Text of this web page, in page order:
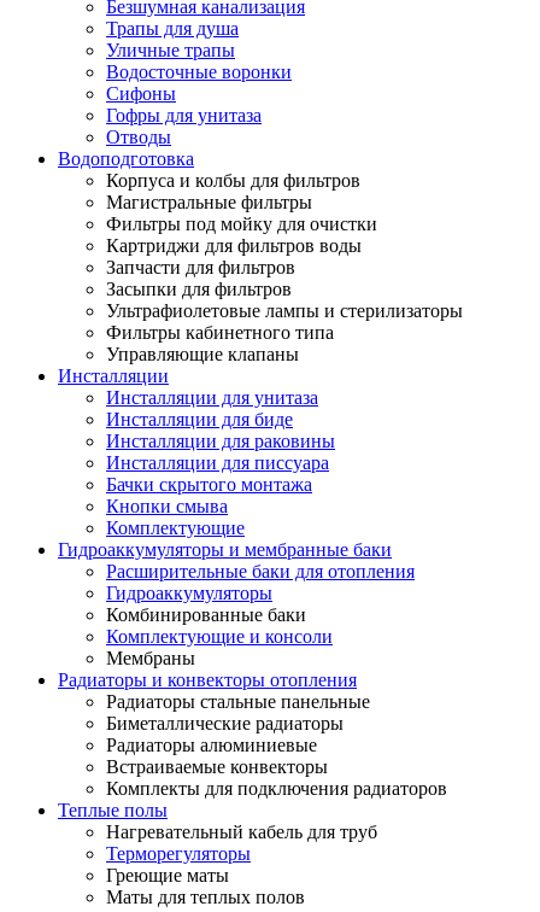
Безшумная канализация
Трапы для душа
Уличные трапы
Водосточные воронки
Сифоны
Гофры для унитаза
Отводы
Водоподготовка
Корпуса и колбы для фильтров
Магистральные фильтры
Фильтры под мойку для очистки
Картриджи для фильтров воды
Запчасти для фильтров
Засыпки для фильтров
Ультрафиолетовые лампы и стерилизаторы
Фильтры кабинетного типа
Управляющие клапаны
Инсталляции
Инсталляции для унитаза
Инсталляции для биде
Инсталляции для раковины
Инсталляции для писсуара
Бачки скрытого монтажа
Кнопки смыва
Комплектующие
Гидроаккумуляторы и мембранные баки
Расширительные баки для отопления
Гидроаккумуляторы
Комбинированные баки
Комплектующие и консоли
Мембраны
Радиаторы и конвекторы отопления
Радиаторы стальные панельные
Биметаллические радиаторы
Радиаторы алюминиевые
Встраиваемые конвекторы
Комплекты для подключения радиаторов
Теплые полы
Нагревательный кабель для труб
Терморегуляторы
Греющие маты
Маты для теплых полов